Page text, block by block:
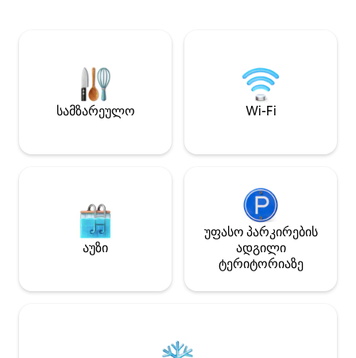
ისიამოვნეთ სოფლის მშვიდი
გარემოთი, მოამზადეთ საკვები და
დაისვენეთ ქალაქის ხმაურისგან.
სამზარეულო Wi-Fi
აუზი
უფასო პარკირების
ადგილი
ტერიტორიაზე